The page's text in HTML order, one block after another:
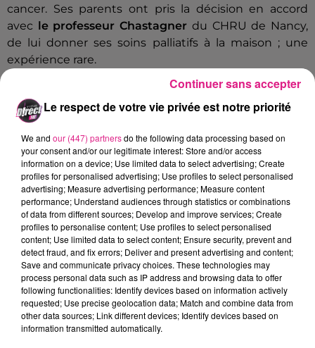
cancer. Ses parents ont pris la décision en accord
avec le professeur Chastagner du CHRU de Nancy,
de lui donner ses soins palliatifs à la maison ; une
expérience rare.
, père du petit Arthur, est connu des
Lorrains pour son rôle de président de la Ligue du
Grand Est de tennis. Dans son livre intitulé « comme
un château de sable », il livre un témoignage fort et
très personnel, et raconte les 15 mois d'une
hospitalisation à domicile loin d'être évidente :
Écouter le podcast
Le livre de Lionel Ollinger"Comme un Château de
SABLE "est paru aux éditions du Signe. Les droits
d’auteur seront intégralement reversés pour l’aide à
la recherche médicale en faveur des enfants atteints
d’un cancer.
FIL ACTUS
Le respect de votre vie privée est notre priorité
We and our (447) partnersdo the following data processing based on
your consent and/or our legitimate interest: Store and/or access
information on a device; Use limited data to select advertising; Create
profiles for personalised advertising; Use profiles to select personalised
advertising; Measure advertising performance; Measure content
performance; Understand audiences through statistics or combinations
of data from different sources; Develop and improve services; Create
profiles to personalise content; Use profiles to select personalised
content; Use limited data to select content; Ensure security, prevent and
detect fraud, and fix errors; Deliver and present advertising and content;
Save and communicate privacy choices. These technologies may
process personal data such as IP address and browsing data to offer
following functionalities: Identify devices based on information actively
requested; Use precise geolocation data; Match and combine data from
other data sources; Link different devices; Identify devices based on
information transmitted automatically.
Continuer sans accepter